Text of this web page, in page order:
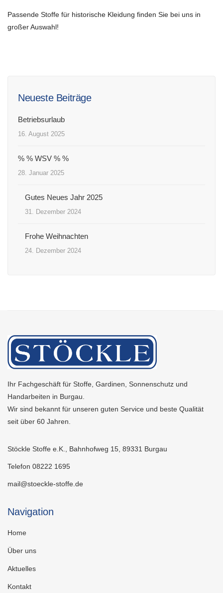
Passende Stoffe für historische Kleidung finden Sie bei uns in
großer Auswahl!
Neueste Beiträge
Betriebsurlaub
16. August 2025
% % WSV % %
28. Januar 2025
Gutes Neues Jahr 2025
31. Dezember 2024
Frohe Weihnachten
24. Dezember 2024
Ihr Fachgeschäft für Stoffe, Gardinen, Sonnenschutz und
Handarbeiten in Burgau.
Wir sind bekannt für unseren guten Service und beste Qualität
seit über 60 Jahren.
Stöckle Stoffe e.K., Bahnhofweg 15, 89331 Burgau
Telefon 08222 1695
mail@stoeckle-stoffe.de
Navigation
Home
Über uns
Aktuelles
Kontakt